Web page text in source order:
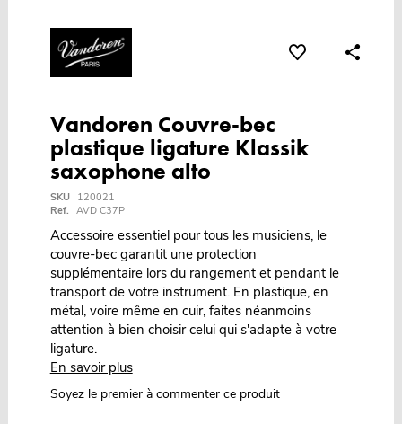
Vandoren Couvre-bec
plastique ligature Klassik
saxophone alto
SKU
120021
Ref. AVD C37P
Accessoire essentiel pour tous les musiciens, le
couvre-bec garantit une protection
supplémentaire lors du rangement et pendant le
transport de votre instrument. En plastique, en
métal, voire même en cuir, faites néanmoins
attention à bien choisir celui qui s'adapte à votre
ligature.
En savoir plus
Soyez le premier à commenter ce produit